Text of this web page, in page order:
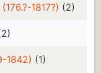
1817?) (2)
1842) (1)